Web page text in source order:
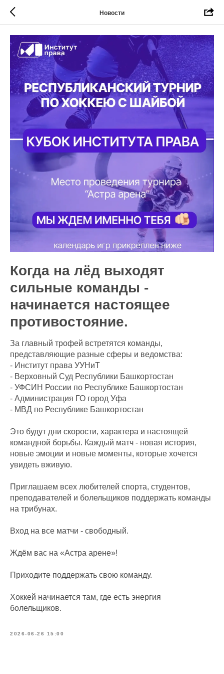
Новости
Когда на лёд выходят
сильные команды -
начинается настоящее
противостояние.
За главный трофей встретятся команды,
представляющие разные сферы и ведомства:
- Институт права УУНиТ
- Верховный Суд Республики Башкортостан
- УФСИН России по Республике Башкортостан
- Администрация ГО город Уфа
- МВД по Республике Башкортостан
Это будут дни скорости, характера и настоящей
командной борьбы. Каждый матч - новая история,
новые эмоции и новые моменты, которые хочется
увидеть вживую.
Приглашаем всех любителей спорта, студентов,
преподавателей и болельщиков поддержать команды
на трибунах.
Вход на все матчи - свободный.
Ждём вас на «Астра арене»!
Приходите поддержать свою команду.
Хоккей начинается там, где есть энергия
болельщиков.
2026-06-26 15:00